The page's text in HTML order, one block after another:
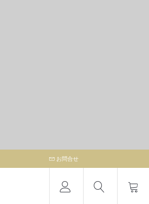
お問合せ